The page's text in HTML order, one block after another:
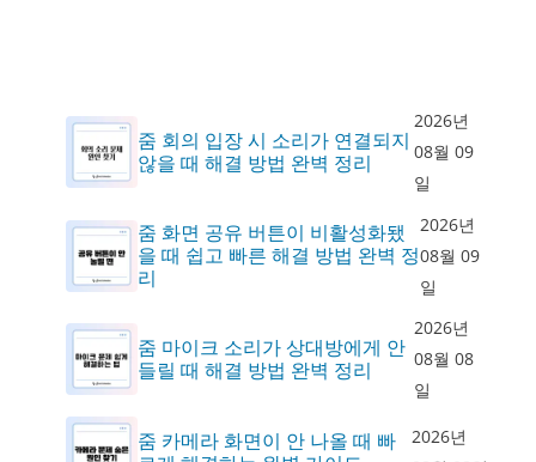
줌 회의 입장 시 소리가 연결되지
않을 때 해결 방법 완벽 정리
2026년
08월 09
일
줌 화면 공유 버튼이 비활성화됐
을 때 쉽고 빠른 해결 방법 완벽 정
리
2026년
08월 09
일
줌 마이크 소리가 상대방에게 안
들릴 때 해결 방법 완벽 정리
2026년
08월 08
일
줌 카메라 화면이 안 나올 때 빠
2026년